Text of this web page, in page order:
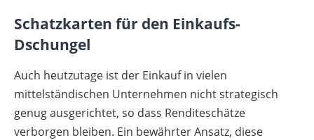
Schatzkarten für den Einkaufs-
Dschungel
Auch heutzutage ist der Einkauf in vielen
mittelständischen Unternehmen nicht strategisch
genug ausgerichtet, so dass Renditeschätze
verborgen bleiben. Ein bewährter Ansatz, diese